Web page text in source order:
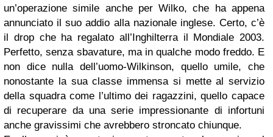
un’operazione simile anche per Wilko, che ha appena
annunciato il suo addio alla nazionale inglese. Certo, c’è
il drop che ha regalato all’Inghilterra il Mondiale 2003.
Perfetto, senza sbavature, ma in qualche modo freddo. E
non dice nulla dell’uomo-Wilkinson, quello umile, che
nonostante la sua classe immensa si mette al servizio
della squadra come l’ultimo dei ragazzini, quello capace
di recuperare da una serie impressionante di infortuni
anche gravissimi che avrebbero stroncato chiunque.